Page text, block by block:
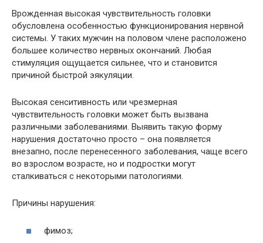
Врожденная высокая чувствительность головки
обусловлена особенностью функционирования нервной
системы. У таких мужчин на половом члене расположено
большее количество нервных окончаний. Любая
стимуляция ощущается сильнее, что и становится
причиной быстрой эякуляции.
Высокая сенситивность или чрезмерная
чувствительность головки может быть вызвана
различными заболеваниями. Выявить такую форму
нарушения достаточно просто – она появляется
внезапно, после перенесенного заболевания, чаще всего
во взрослом возрасте, но и подростки могут
сталкиваться с некоторыми патологиями.
Причины нарушения:
фимоз;